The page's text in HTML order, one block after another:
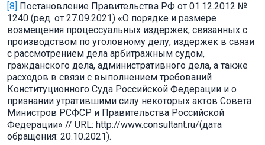
[8] Постановление Правительства РФ от 01.12.2012 №
1240 (ред. от 27.09.2021) «О порядке и размере
возмещения процессуальных издержек, связанных с
производством по уголовному делу, издержек в связи
с рассмотрением дела арбитражным судом,
гражданского дела, административного дела, а также
расходов в связи с выполнением требований
Конституционного Суда Российской Федерации и о
признании утратившими силу некоторых актов Совета
Министров РСФСР и Правительства Российской
Федерации» // URL: http://www.consultant.ru/(дата
обращения: 20.10.2021).